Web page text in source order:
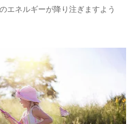
エネルギーが降り注ぎますよう